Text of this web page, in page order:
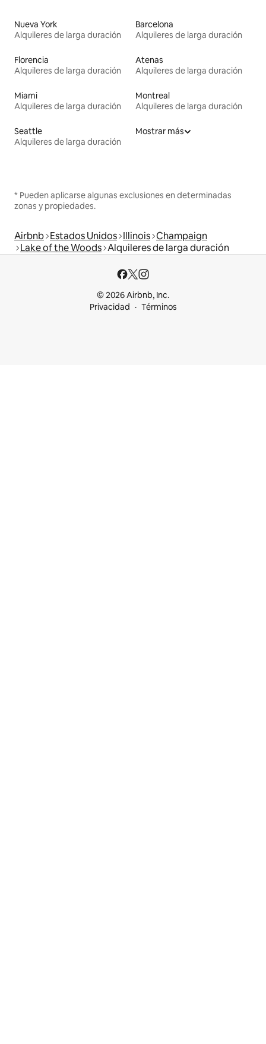
Nueva York
Alquileres de larga duración
Barcelona
Alquileres de larga duración
Florencia
Alquileres de larga duración
Atenas
Alquileres de larga duración
Miami
Alquileres de larga duración
Montreal
Alquileres de larga duración
Seattle
Alquileres de larga duración
Mostrar más
* Pueden aplicarse algunas exclusiones en determinadas
zonas y propiedades.
Airbnb Estados Unidos Illinois Champaign
Lake of the Woods Alquileres de larga duración
© 2026 Airbnb, Inc.
Privacidad
Términos